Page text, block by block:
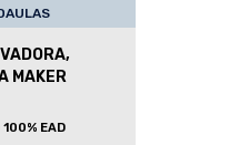
MAKER
100% EAD